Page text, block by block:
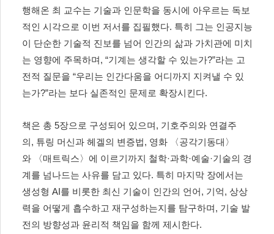
행해온 최 교수는 기술과 인문학을 동시에 아우르는 독보
적인 시각으로 이번 저서를 집필했다. 특히 그는 인공지능
이 단순한 기술적 진보를 넘어 인간의 삶과 가치관에 미치
는 영향에 주목하며 , “기계는 생각할 수 있는가?”라는 고
전적 질문을 “우리는 인간다움을 어디까지 지켜낼 수 있
는가?”라는 보다 실존적인 문제로 확장시킨다.
책은 총 5장으로 구성되어 있으며 , 기호주의와 연결주
의 , 튜링 머신과 헤겔의 변증법, 영화 〈공각기동대 〉
와
〈매트릭스〉 에 이르기까지 철학·과학·예술·기술의 경
계를 넘나드는 사유를 담고 있다. 특히 마지막 장에서는
생성형 AI 를 비롯한 최신 기술이 인간의 언어 , 기억, 상상
력을 어떻게 흡수하고 재구성하는지를 탐구하며 , 기술 발
전의 방향성과 윤리적 책임을 함께 제시한다.